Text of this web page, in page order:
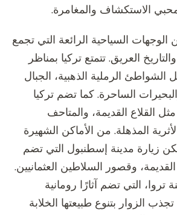
لمحبي الاستكشاف والمغامرة.
الوجهات السياحية الرائعة التي تجمع
العريق. تتمتع تركيا بمناظر
الرملية الذهبية، الجبال
الساحرة. كما تضم تركيا
القلاع القديمة، والمتاحف
المذهلة. من الأماكن الشهيرة
زيارة مدينة إسطنبول التي تضم
وقصور السلاطين العثمانيين.
تروا، التي تضم آثارًا رومانية
تجذب الزوار بتنوع طبيعتها الخلابة